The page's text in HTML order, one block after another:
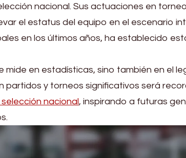
nacional. Sus actuaciones en
el estatus del equipo en el escenario
en los últimos años, ha establecido
mide en estadísticas, sino también en el
partidos y torneos significativos será
selección nacional , inspirando a futuras